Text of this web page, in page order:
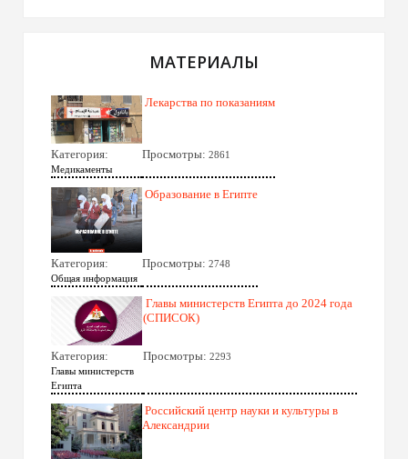
МАТЕРИАЛЫ
Лекарства по показаниям
Категория:
Медикаменты
Просмотры: 2861
Образование в Египте
Категория:
Общая информация
Просмотры: 2748
Главы министерств Египта до 2024 года
(СПИСОК)
Категория:
Главы министерств
Египта
Просмотры: 2293
Российский центр науки и культуры в
Александрии